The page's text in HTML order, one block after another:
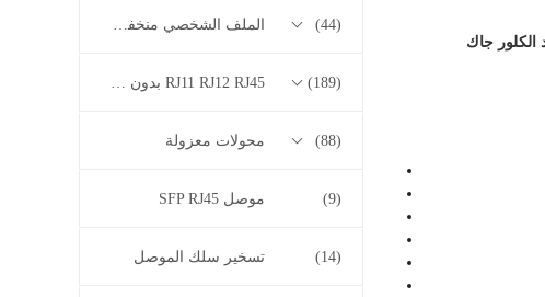
الملف الشخصي منخفض RJ45 (44)
RJ11 RJ12 RJ45 بدون سلسلة المحولات (189)
محولات معزولة (88)
موصل SFP RJ45 (9)
تسخير سلك الموصل (14)